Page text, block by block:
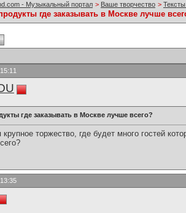
- Музыкальный портал > Ваше творчество >
где заказывать в Москве лучше
где заказывать в Москве лучше всего?
крупное торжество, где будет много гостей